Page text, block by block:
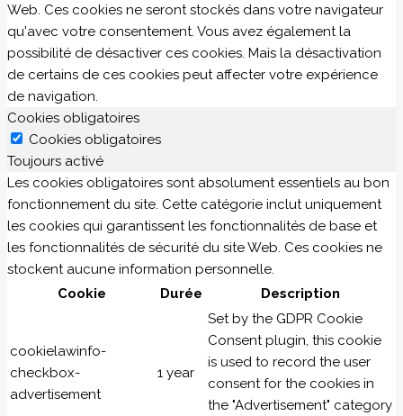
Web. Ces cookies ne seront stockés dans votre navigateur
qu'avec votre consentement. Vous avez également la
possibilité de désactiver ces cookies. Mais la désactivation
de certains de ces cookies peut affecter votre expérience
de navigation.
Cookies obligatoires
Cookies obligatoires
Toujours activé
Les cookies obligatoires sont absolument essentiels au bon
fonctionnement du site. Cette catégorie inclut uniquement
les cookies qui garantissent les fonctionnalités de base et
les fonctionnalités de sécurité du site Web. Ces cookies ne
stockent aucune information personnelle.
Cookie
Durée Description
cookielawinfo-
checkbox-
advertisement
1 year
Set by the GDPR Cookie
Consent plugin, this cookie
is used to record the user
consent for the cookies in
the "Advertisement" category